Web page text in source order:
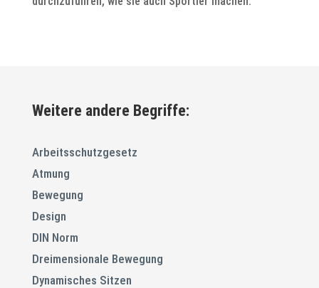
Weitere andere Begriffe:
Arbeitsschutzgesetz
Atmung
Bewegung
Design
DIN Norm
Dreimensionale Bewegung
Dynamisches Sitzen